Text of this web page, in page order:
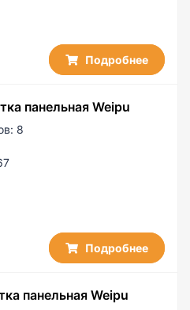
Подробнее
панельная Weipu
8
Подробнее
панельная Weipu